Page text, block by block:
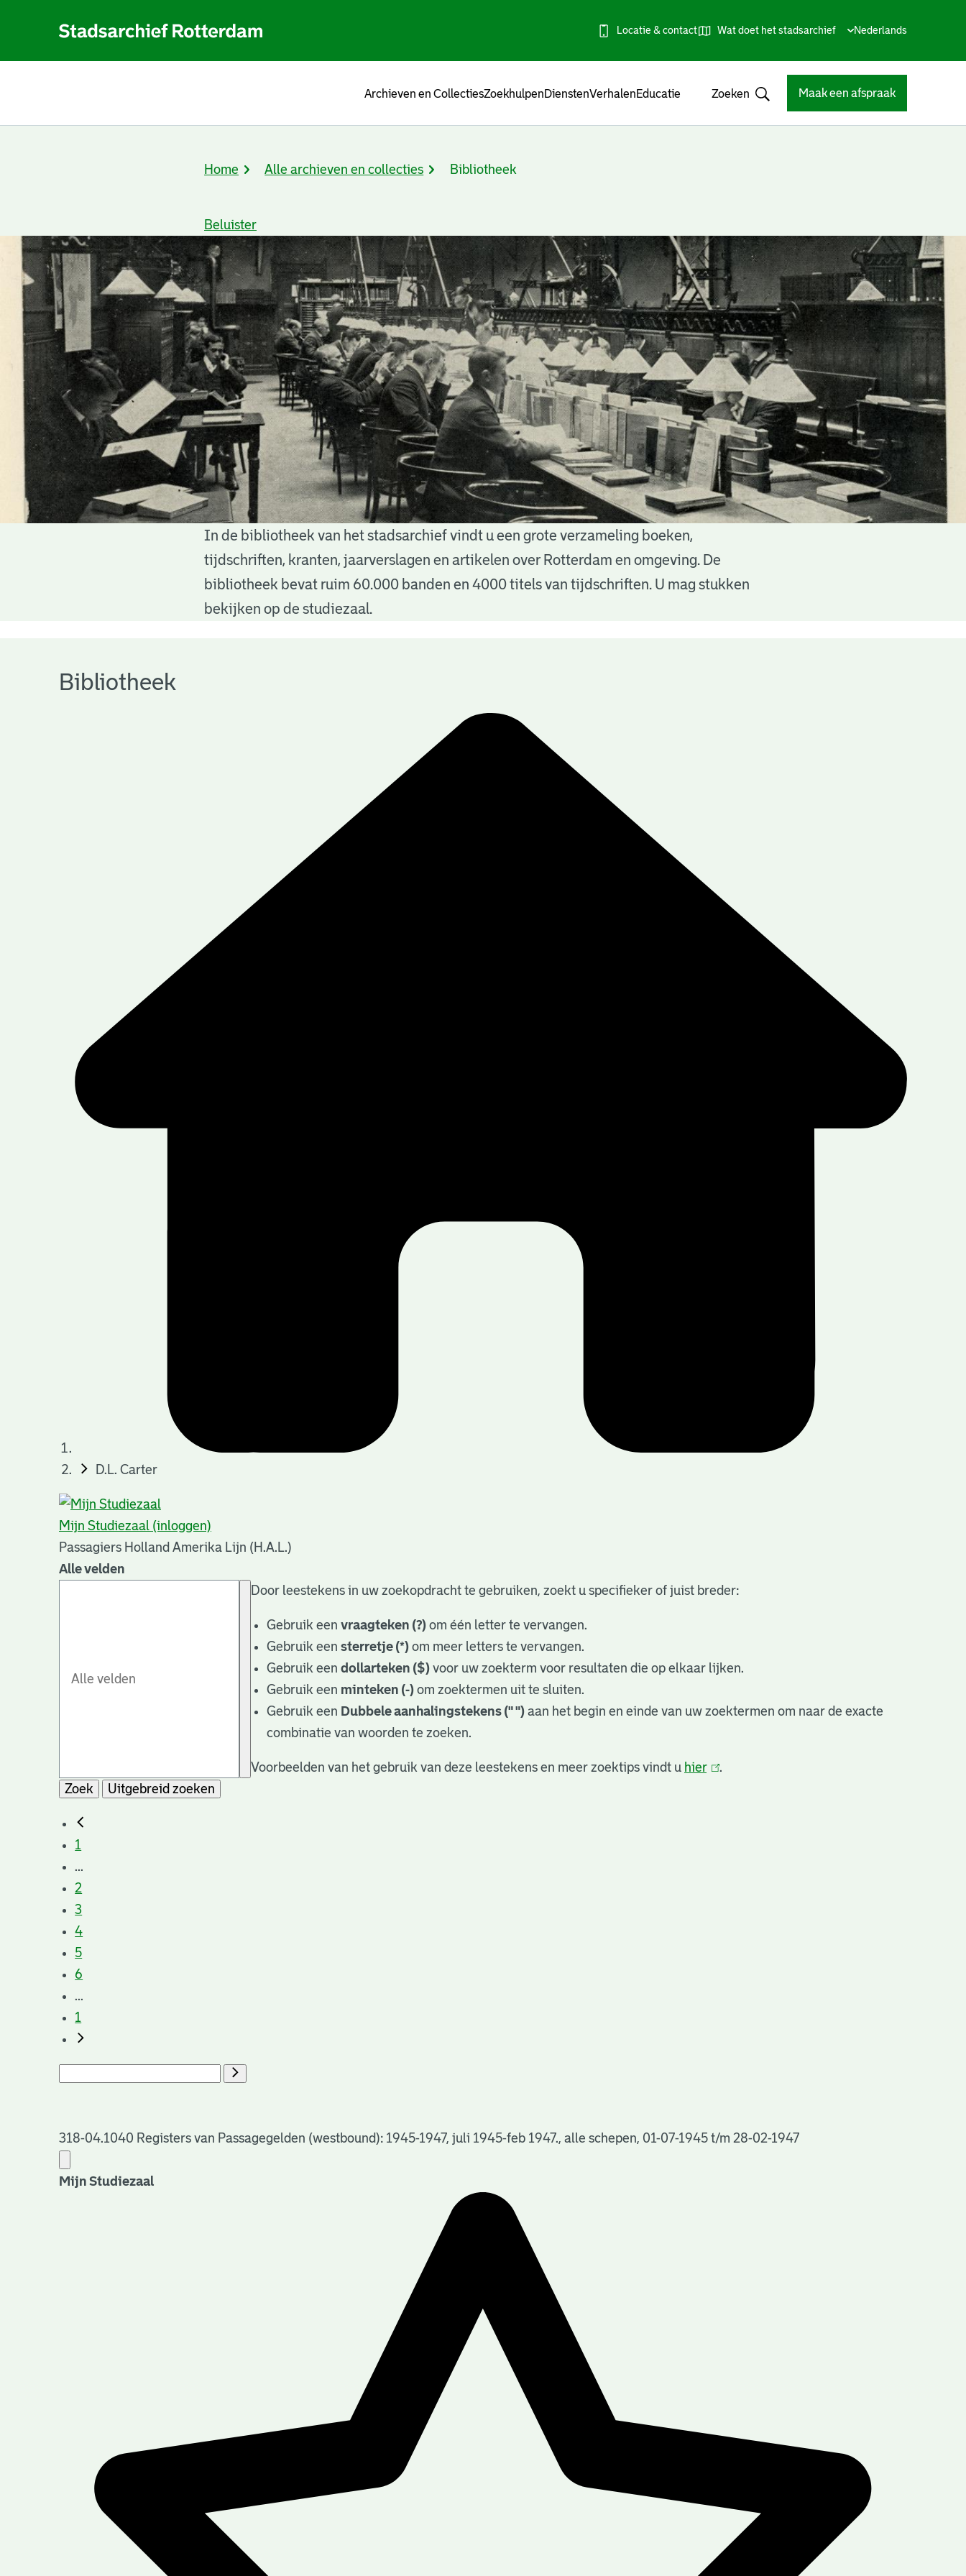
Locatie & contact Wat doet het stadsarchief
Huidige
Nederlands
Archieven en CollectiesZoekhulpenDienstenVerhalenEducatie Zoeken Maak een afspraak
Kruimelpad
Home Alle archieven en collecties Bibliotheek
Beluister
In de bibliotheek van het stadsarchief vindt u een grote verzameling boeken,
tijdschriften, kranten, jaarverslagen en artikelen over Rotterdam en omgeving. De
bibliotheek bevat ruim 60.000 banden en 4000 titels van tijdschriften. U mag stukken
bekijken op de studiezaal.
Bibliotheek
D.L. Carter
Mijn Studiezaal (inloggen)
Passagiers Holland Amerika Lijn (H.A.L.)
Alle velden
Door leestekens in uw zoekopdracht te gebruiken, zoekt u specifieker of juist breder:
Gebruik eenvraagteken (?) om één letter te vervangen.
Gebruik eensterretje (*) om meer letters te vervangen.
Gebruik eendollarteken ($) voor uw zoekterm voor resultaten die op elkaar lijken.
Gebruik een minteken (-) om zoektermen uit te sluiten.
Gebruik een Dubbele aanhalingstekens (" ") aan het begin en einde van uw zoektermen om naar de exacte
combinatie van woorden te zoeken.
Voorbeelden van het gebruik van deze leestekens en meer zoektips vindt u hier(link
.
Zoek
Uitgebreid zoeken
1
...
2
3
4
5
6
...
1
318-04.1040 Registers van Passagegelden (westbound): 1945-1947, juli 1945-feb 1947., alle schepen, 01-07-1945 t/m 28-02-1947
Mijn Studiezaal